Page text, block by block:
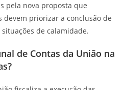
pela nova proposta que
devem priorizar a conclusão de
de calamidade.
de Contas da União na